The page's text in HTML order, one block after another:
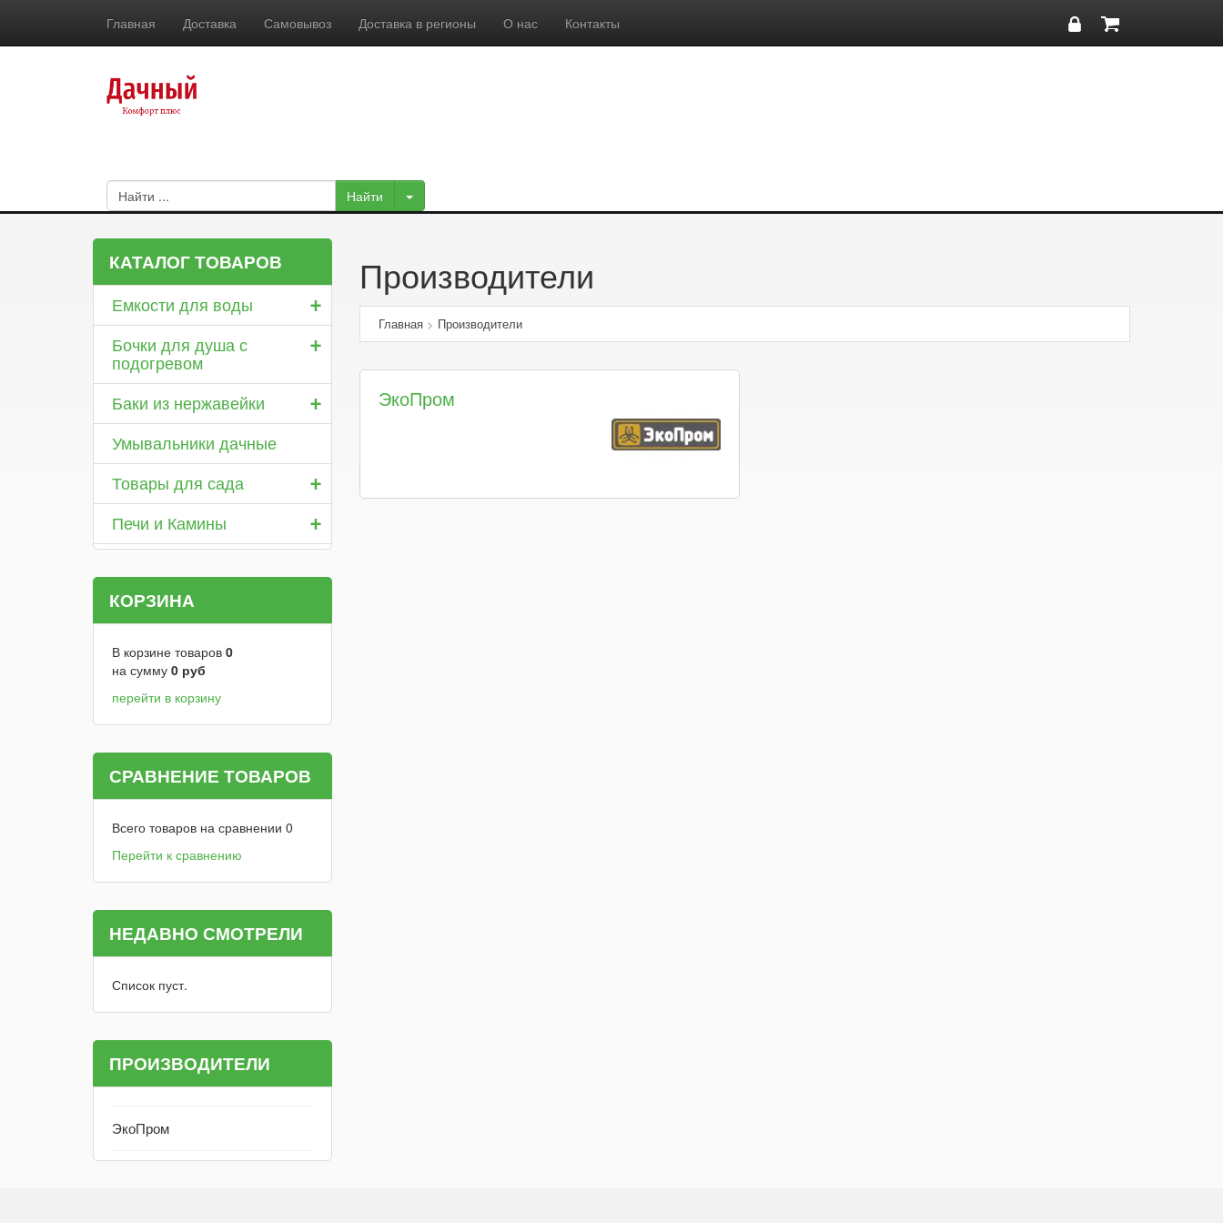
Главная Доставка Самовывоз Доставка в регионы О нас Контакты
Производители
Главная> Производители
ЭкоПром
КАТАЛОГ ТОВАРОВ
+
Емкости для воды
+
Бочки для душа с
подогревом
+
Баки из нержавейки
Умывальники дачные
+
Товары для сада
+
Печи и Камины
КОРЗИНА
В корзине товаров 0
на сумму 0 руб
перейти в корзину
СРАВНЕНИЕ ТОВАРОВ
Всего товаров на сравнении 0
Перейти к сравнению
НЕДАВНО СМОТРЕЛИ
Список пуст.
ПРОИЗВОДИТЕЛИ
ЭкоПром